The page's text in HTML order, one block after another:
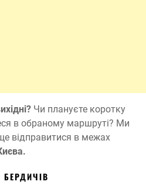
Чи плануєте коротку
в обраному маршруті? Ми
відправитися в межах
БЕРДИЧІВ